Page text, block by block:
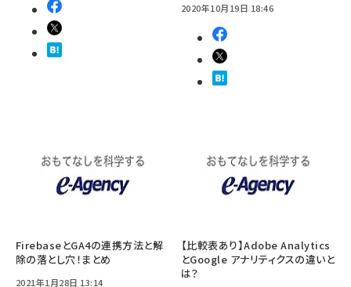
2020年10月19日 18:46
FirebaseとGA4の連携方法と解
除の落とし穴！まとめ
2021年1月28日 13:14
【比較表あり】Adobe Analytics
とGoogle アナリティクスの違いと
は？